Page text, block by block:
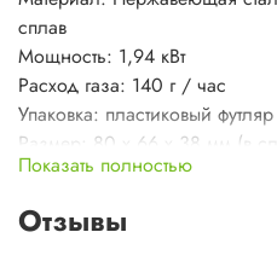
сплав
Мощность: 1,94 кВт
Расход газа: 140 г / час
Упаковка: пластиковый футляр
Размер: 80 х 66 х 38 мм (в
Вес: 102 г
Показать полностью
Отзывы